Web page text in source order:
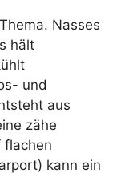
Nasses
hält
und
aus
zähe
flachen
kann ein